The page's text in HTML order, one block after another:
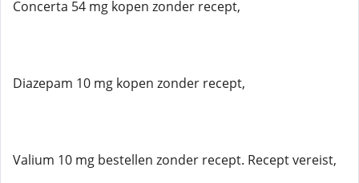
Concerta 54 mg kopen zonder recept,
Diazepam 10 mg kopen zonder recept,
Valium 10 mg bestellen zonder recept. Recept vereist,